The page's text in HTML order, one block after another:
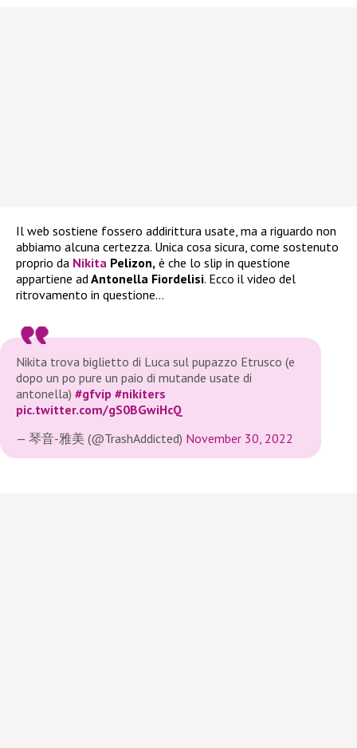
Il web sostiene fossero addirittura usate, ma a riguardo non
abbiamo alcuna certezza. Unica cosa sicura, come sostenuto
proprio da Nikita Pelizon, è che lo slip in questione
appartiene adAntonella Fiordelisi. Ecco il video del
ritrovamento in questione…
Nikita trova biglietto di Luca sul pupazzo Etrusco (e
dopo un po pure un paio di mutande usate di
antonella) #gfvip #nikiters
pic.twitter.com/gS0BGwiHcQ
— 琴音-雅美 (@TrashAddicted) November 30, 2022